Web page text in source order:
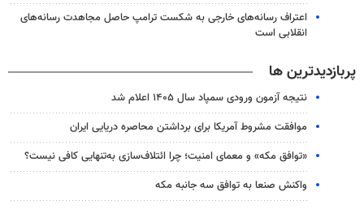
اعتراف رسانه‌های خارجی به شکست ترامپ حاصل مجاهدت رسانه‌های
انقلابی است
پربازدیدترین ها
نتیجه آزمون ورودی سمپاد سال ۱۴۰۵ اعلام شد
موافقت مشروط آمریکا برای برداشتن محاصره دریایی ایران
«توافق مکه» و معمای امنیت؛ چرا ائتلاف‌سازی به‌تنهایی کافی نیست؟
واکنش صنعا به توافق سه جانبه مکه